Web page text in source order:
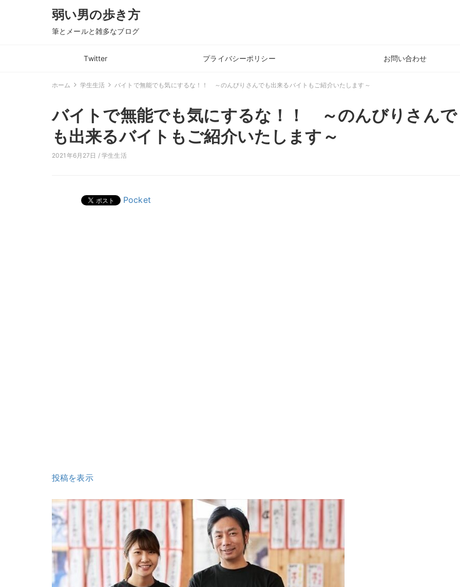
弱い男の歩き方
筆とメールと雑多なブログ
Twitter プライバシーポリシー お問い合わせ
ホーム 学生生活 バイトで無能でも気にするな！！ ～のんびりさんでも出来るバイトもご紹介いたします～
バイトで無能でも気にするな！！ ～のんびりさんで
も出来るバイトもご紹介いたします～
2021年6月27日 /学生生活
Pocket
投稿を表示